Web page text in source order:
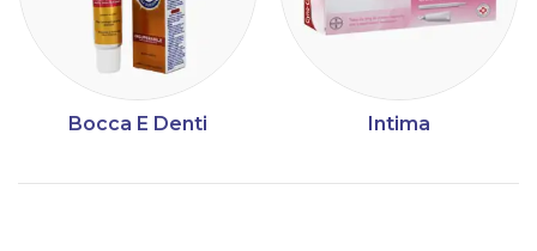
Bocca E Denti Intima